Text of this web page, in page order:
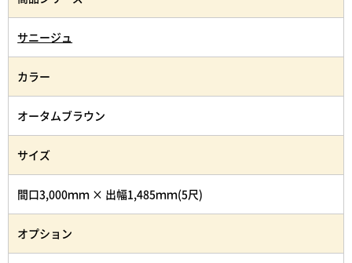
サニージュ
カラー
オータムブラウン
サイズ
間口3,000ｍｍ × 出幅1,485ｍｍ(5尺)
オプション